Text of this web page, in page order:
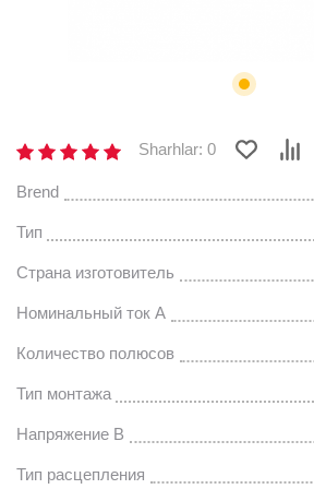
Sharhlar: 0
Brend
Тип
Страна изготовитель
Номинальный ток А
Количество полюсов
Тип монтажа
Напряжение В
Тип расцепления